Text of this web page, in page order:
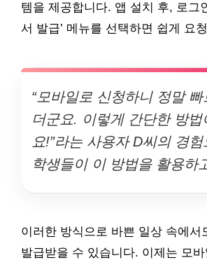
템을 제공합니다. 앱 설치 후, 로그
서 발급’ 메뉴를 선택하면 쉽게 요
“모바일로 신청하니 정말
더군요. 이렇게 간단한 방법
요!”라는 사용자 D씨의 경
학생들이 이 방법을 활용하
이러한 방식으로 바쁜 일상 속에서
발급받을 수 있습니다. 이제는 모